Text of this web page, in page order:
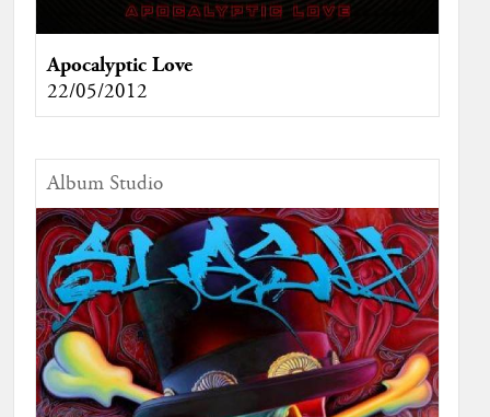
Apocalyptic Love
22/05/2012
Album Studio